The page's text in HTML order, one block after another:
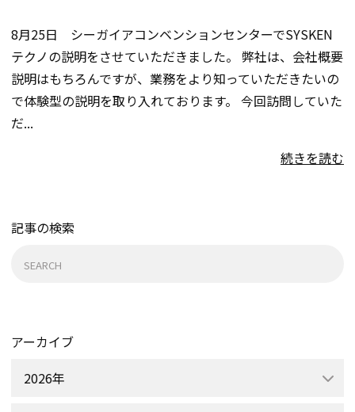
8月25日 シーガイアコンベンションセンターでSYSKEN
テクノの説明をさせていただきました。 弊社は、会社概要
説明はもちろんですが、業務をより知っていただきたいの
で体験型の説明を取り入れております。 今回訪問していた
だ...
続きを読む
記事の検索
アーカイブ
2026年